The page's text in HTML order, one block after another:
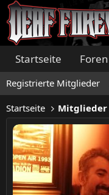
Startseite Foren
Registrierte Mitglieder
Startseite Mitglieder